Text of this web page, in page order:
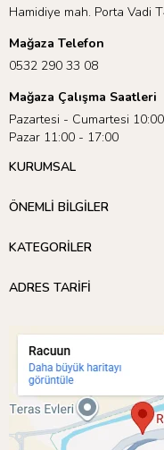
Hamidiye mah. Porta Vadi
Mağaza Telefon
0532 290 33 08
Mağaza Çalışma Saatleri
Pazartesi - Cumartesi
Pazar 11:00 - 17:00
KURUMSAL
ÖNEMLİ BİLGİLER
KATEGORİLER
ADRES TARİFİ